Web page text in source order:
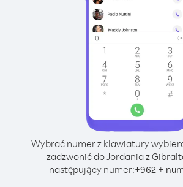
Wybrać numer z klawiatury
zadzwonić do Jordania z
następujący numer:+962 +